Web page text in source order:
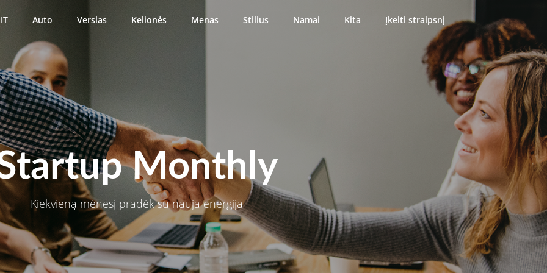
IT Auto Verslas Kelionės Menas Stilius Namai Kita Įkelti straipsnį
Monthly
Kiekvieną mėnesį pradėk su nauja energija